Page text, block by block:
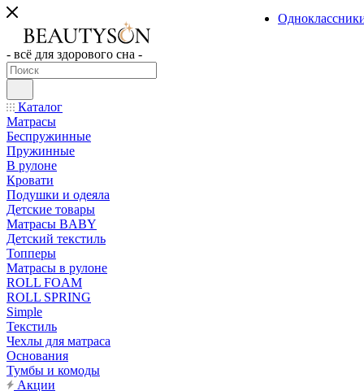
- всё для здорового сна -
Каталог
Матрасы
Беспружинные
Пружинные
В рулоне
Кровати
Подушки и одеяла
Детские товары
Матрасы BABY
Детский текстиль
Топперы
Матрасы в рулоне
ROLL FOAM
ROLL SPRING
Simple
Текстиль
Чехлы для матраса
Основания
Тумбы и комоды
Акции